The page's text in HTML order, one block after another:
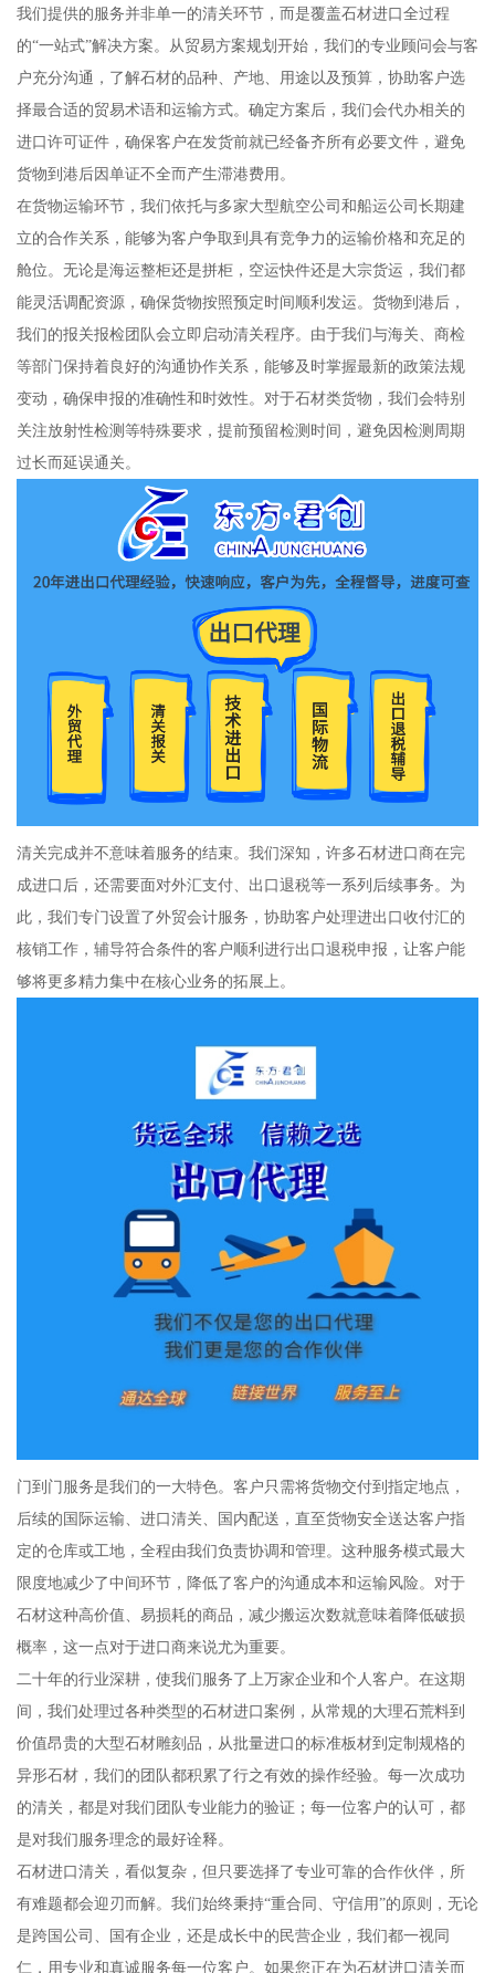
我们提供的服务并非单一的清关环节，而是覆盖石材进口全过程
的“一站式”解决方案。从贸易方案规划开始，我们的专业顾问会与客
户充分沟通，了解石材的品种、产地、用途以及预算，协助客户选
择最合适的贸易术语和运输方式。确定方案后，我们会代办相关的
进口许可证件，确保客户在发货前就已经备齐所有必要文件，避免
货物到港后因单证不全而产生滞港费用。
在货物运输环节，我们依托与多家大型航空公司和船运公司长期建
立的合作关系，能够为客户争取到具有竞争力的运输价格和充足的
舱位。无论是海运整柜还是拼柜，空运快件还是大宗货运，我们都
能灵活调配资源，确保货物按照预定时间顺利发运。货物到港后，
我们的报关报检团队会立即启动清关程序。由于我们与海关、商检
等部门保持着良好的沟通协作关系，能够及时掌握最新的政策法规
变动，确保申报的准确性和时效性。对于石材类货物，我们会特别
关注放射性检测等特殊要求，提前预留检测时间，避免因检测周期
过长而延误通关。
清关完成并不意味着服务的结束。我们深知，许多石材进口商在完
成进口后，还需要面对外汇支付、出口退税等一系列后续事务。为
此，我们专门设置了外贸会计服务，协助客户处理进出口收付汇的
核销工作，辅导符合条件的客户顺利进行出口退税申报，让客户能
够将更多精力集中在核心业务的拓展上。
门到门服务是我们的一大特色。客户只需将货物交付到指定地点，
后续的国际运输、进口清关、国内配送，直至货物安全送达客户指
定的仓库或工地，全程由我们负责协调和管理。这种服务模式最大
限度地减少了中间环节，降低了客户的沟通成本和运输风险。对于
石材这种高价值、易损耗的商品，减少搬运次数就意味着降低破损
概率，这一点对于进口商来说尤为重要。
二十年的行业深耕，使我们服务了上万家企业和个人客户。在这期
间，我们处理过各种类型的石材进口案例，从常规的大理石荒料到
价值昂贵的大型石材雕刻品，从批量进口的标准板材到定制规格的
异形石材，我们的团队都积累了行之有效的操作经验。每一次成功
的清关，都是对我们团队专业能力的验证；每一位客户的认可，都
是对我们服务理念的最好诠释。
石材进口清关，看似复杂，但只要选择了专业可靠的合作伙伴，所
有难题都会迎刃而解。我们始终秉持“重合同、守信用”的原则，无论
是跨国公司、国有企业，还是成长中的民营企业，我们都一视同
仁，用专业和真诚服务每一位客户。如果您正在为石材进口清关而